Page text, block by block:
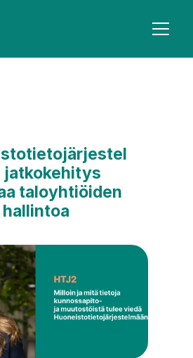
15.3.2024
jatkokehitys
taloyhtiöiden
hallintoa